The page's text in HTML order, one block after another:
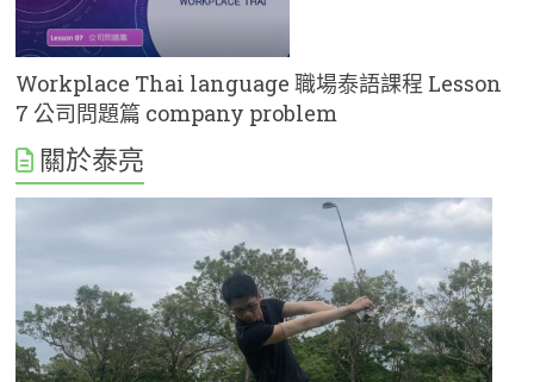
Workplace Thai language 職場泰語課程 Lesson
7 公司問題篇 company problem
關於泰亮